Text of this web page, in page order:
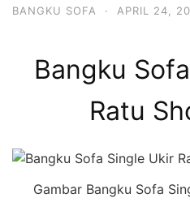
BANGKU SOFA · APRIL 24,
Bangku
Ratu
Gambar Bangku Sofa